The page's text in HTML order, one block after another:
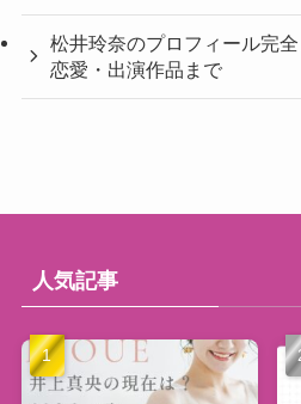
松井玲奈のプロフィール完
恋愛・出演作品まで
人気記事